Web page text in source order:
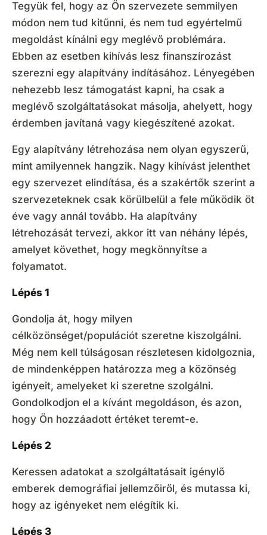
Tegyük fel, hogy az Ön szervezete semmilyen
módon nem tud kitűnni, és nem tud egyértelmű
megoldást kínálni egy meglévő problémára.
Ebben az esetben kihívás lesz finanszírozást
szerezni egy alapítvány indításához. Lényegében
nehezebb lesz támogatást kapni, ha csak a
meglévő szolgáltatásokat másolja, ahelyett, hogy
érdemben javítaná vagy kiegészítené azokat.
Egy alapítvány létrehozása nem olyan egyszerű,
mint amilyennek hangzik. Nagy kihívást jelenthet
egy szervezet elindítása, és a szakértők szerint a
szervezeteknek csak körülbelül a fele működik öt
éve vagy annál tovább. Ha alapítvány
létrehozását tervezi, akkor itt van néhány lépés,
amelyet követhet, hogy megkönnyítse a
folyamatot.
Lépés 1
Gondolja át, hogy milyen
célközönséget/populációt szeretne kiszolgálni.
Még nem kell túlságosan részletesen kidolgoznia,
de mindenképpen határozza meg a közönség
igényeit, amelyeket ki szeretne szolgálni.
Gondolkodjon el a kívánt megoldáson, és azon,
hogy Ön hozzáadott értéket teremt-e.
Lépés 2
Keressen adatokat a szolgáltatásait igénylő
emberek demográfiai jellemzőiről, és mutassa ki,
hogy az igényeket nem elégítik ki.
Lépés 3